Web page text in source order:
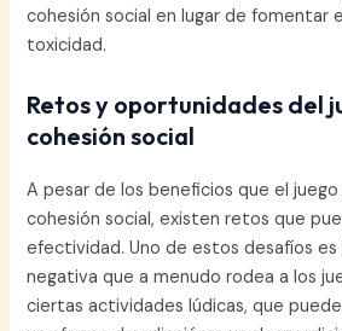
cohesión social en lugar de fomentar
toxicidad.
Retos y oportunidades del
cohesión social
A pesar de los beneficios que el
cohesión social, existen retos que
efectividad. Uno de estos desafíos
negativa que a menudo rodea a los
ciertas actividades lúdicas, que